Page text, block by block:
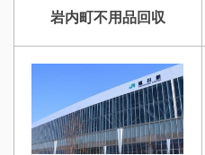
岩内町不用品回収